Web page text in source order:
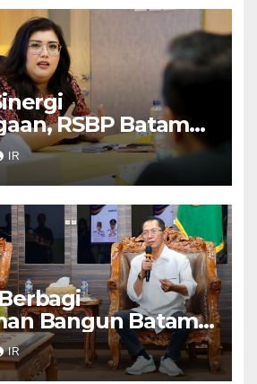
RSBP Batam
Pastikan
dan Ketersediaan
IR
Bangun Batam,
Dalami
hingga Investasi
IR